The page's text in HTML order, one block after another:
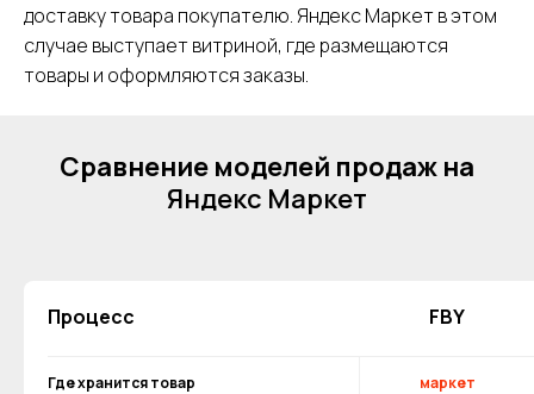
доставку товара покупателю. Яндекс Маркет в этом
случае выступает витриной, где размещаются
товары и оформляются заказы.
Сравнение моделей продаж на
Яндекс Маркет
Процесс FBY
Где хранится товар маркет